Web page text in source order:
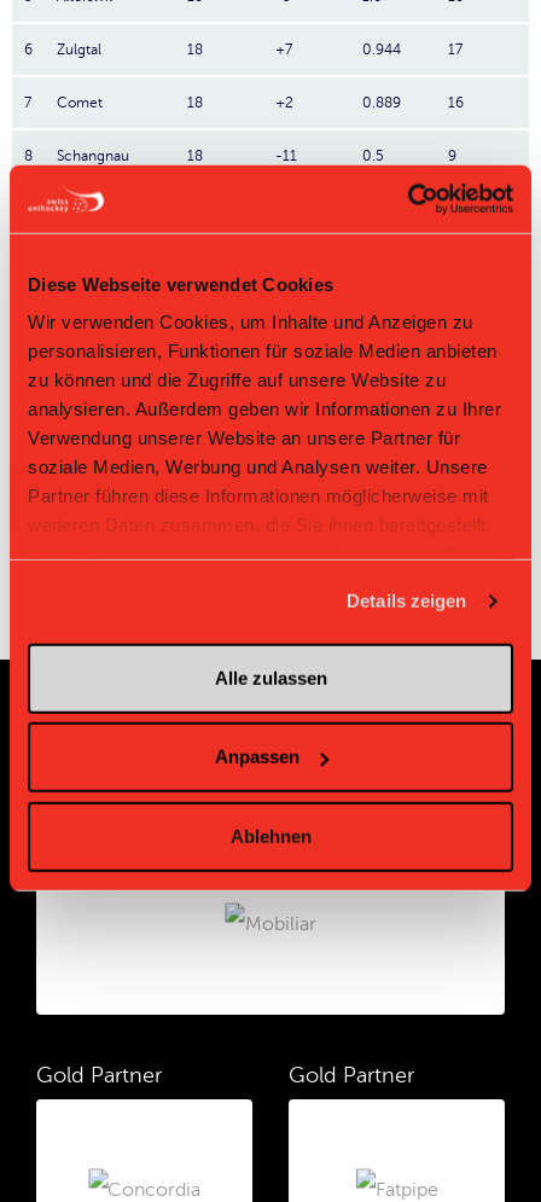
Diese Webseite verwendet Cookies
Wir verwenden Cookies, um Inhalte und Anzeigen zu
personalisieren, Funktionen für soziale Medien anbieten
zu können und die Zugriffe auf unsere Website zu
analysieren. Außerdem geben wir Informationen zu Ihrer
Verwendung unserer Website an unsere Partner für
soziale Medien, Werbung und Analysen weiter. Unsere
Partner führen diese Informationen möglicherweise mit
weiteren Daten zusammen, die Sie ihnen bereitgestellt
Details zeigen
Alle zulassen
Anpassen
Ablehnen
6 Zulgtal 18 +7 0.944 17
7 Comet 18 +2 0.889 16
8 Schangnau 18 -11 0.5 9
9 Guggisberg 9
Direktbegegnungen
Zeit Heim Gast Resultat
15.02.2026 15:25 Alterswil-St. Antoni
Pécaporés
7:2
St-Maurice
Pécaporés
Alterswil-St.
Antoni
Platin Partner
Gold Partner Gold Partner